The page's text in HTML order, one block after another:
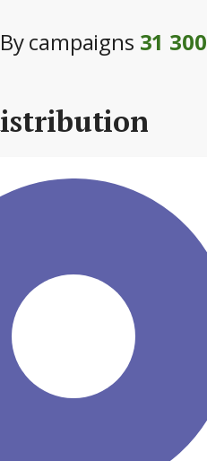
By campaigns 31 300